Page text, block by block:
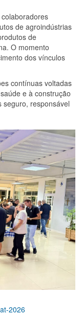
de agroindústrias
de
O momento
dos vínculos
contínuas voltadas
e à construção
seguro, responsável
2026